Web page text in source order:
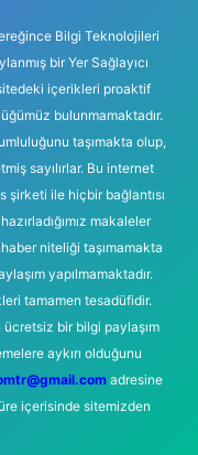
Bilgi Teknolojileri
bir Yer Sağlayıcı
içerikleri proaktif
bulunmamaktadır.
taşımakta olup,
sayılırlar. Bu internet
şirketi ile hiçbir bağlantısı
makaleler
niteliği taşımamakta
yapılmamaktadır.
tamamen tesadüfidir.
bir bilgi paylaşım
aykırı olduğunu
adresine
içerisinde sitemizden